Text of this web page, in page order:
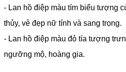
- Lan hồ điệp màu tím biểu tượng
thủy, vẻ đẹp nữ tính và sang trọng.
- Lan hồ điệp màu đỏ tía tượng
ngưỡng mộ, hoàng gia.